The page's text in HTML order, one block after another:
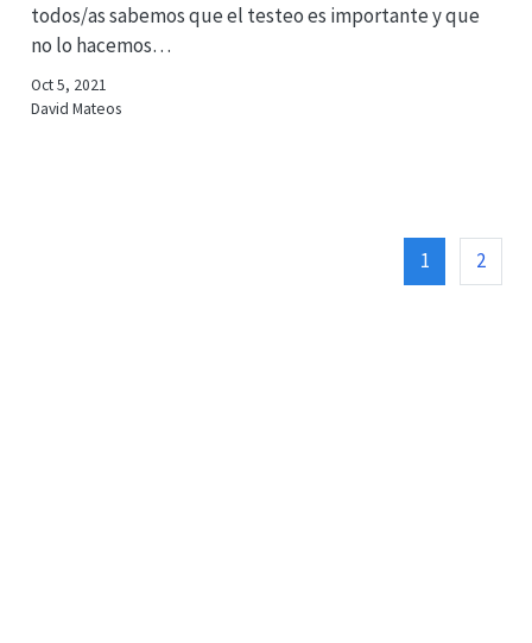
todos/as sabemos que el testeo es importante y que
no lo hacemos…
Oct 5, 2021
David Mateos
1 2